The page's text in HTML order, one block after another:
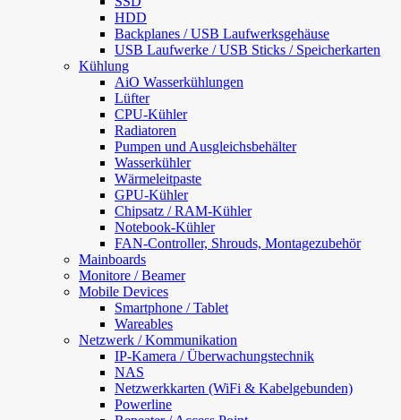
HDD
Backplanes / USB Laufwerksgehäuse
USB Laufwerke / USB Sticks / Speicherkarten
Kühlung
AiO Wasserkühlungen
Lüfter
CPU-Kühler
Radiatoren
Pumpen und Ausgleichsbehälter
Wasserkühler
Wärmeleitpaste
GPU-Kühler
Chipsatz / RAM-Kühler
Notebook-Kühler
FAN-Controller, Shrouds, Montagezubehör
Mainboards
Monitore / Beamer
Mobile Devices
Smartphone / Tablet
Wareables
Netzwerk / Kommunikation
IP-Kamera / Überwachungstechnik
NAS
Netzwerkkarten (WiFi & Kabelgebunden)
Powerline